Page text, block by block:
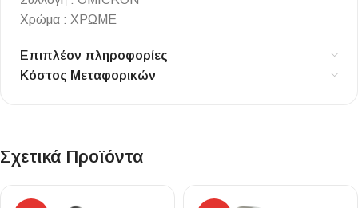
Χρώμα : ΧΡΩΜΕ
Επιπλέον πληροφορίες
Κόστος Μεταφορικών
Σχετικά Προϊόντα